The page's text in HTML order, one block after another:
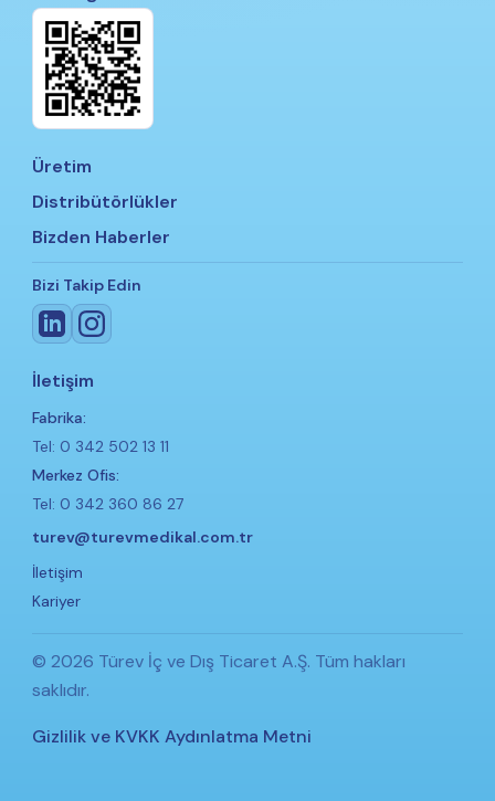
Üretim
Distribütörlükler
Bizden Haberler
Bizi Takip Edin
İletişim
Fabrika:
Tel: 0 342 502 13 11
Merkez Ofis:
Tel: 0 342 360 86 27
turev@turevmedikal.com.tr
İletişim
Kariyer
© 2026 Türev İç ve Dış Ticaret A.Ş. Tüm hakları
saklıdır.
Gizlilik ve KVKK Aydınlatma Metni